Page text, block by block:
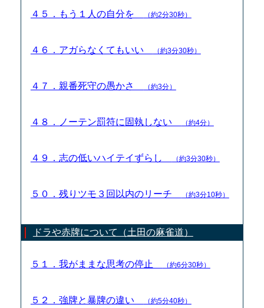
４５．もう１人の自分を （約2分30秒）
４６．アガらなくてもいい （約3分30秒）
４７．親番死守の愚かさ （約3分）
４８．ノーテン罰符に固執しない （約4分）
４９．志の低いハイテイずらし （約3分30秒）
５０．残りツモ３回以内のリーチ （約3分10秒）
ドラや赤牌について（土田の麻雀道）
５１．我がままな思考の停止 （約6分30秒）
５２．強牌と暴牌の違い （約5分40秒）